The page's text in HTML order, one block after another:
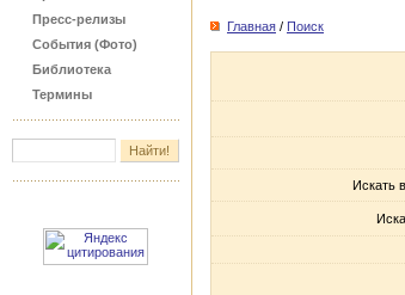
Пресс-релизы
События (Фото)
Библиотека
Термины
Главная / Поиск
Искать